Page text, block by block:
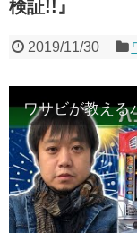
検証!!』
2019/11/30